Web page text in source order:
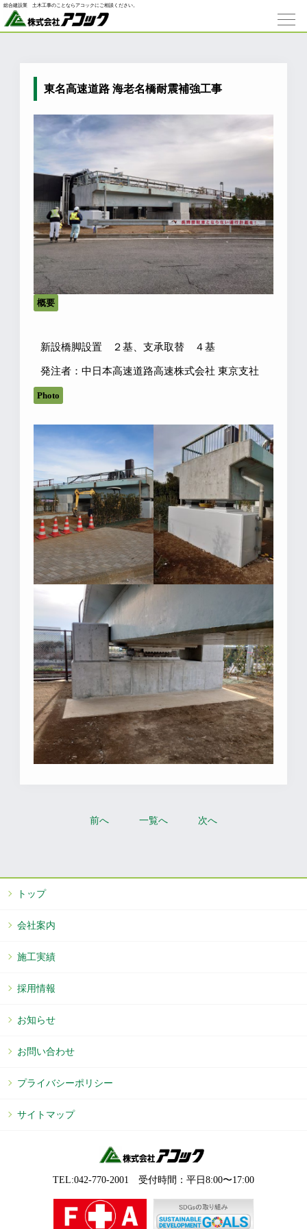
総合建設業 ⼟⽊⼯事のことならアコックにご相談ください。
東名高速道路 海老名橋耐震補強工事
概要
新設橋脚設置 ２基、支承取替 ４基
発注者：中日本高速道路高速株式会社 東京支社
Photo
前へ 一覧へ 次へ
トップ
会社案内
施工実績
採用情報
お知らせ
お問い合わせ
プライバシーポリシー
サイトマップ
TEL:042-770-2001 受付時間：平⽇8:00〜17:00